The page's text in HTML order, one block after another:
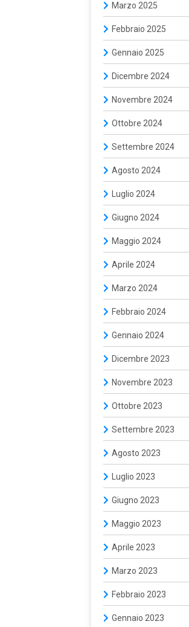
Marzo 2025
Febbraio 2025
Gennaio 2025
Dicembre 2024
Novembre 2024
Ottobre 2024
Settembre 2024
Agosto 2024
Luglio 2024
Giugno 2024
Maggio 2024
Aprile 2024
Marzo 2024
Febbraio 2024
Gennaio 2024
Dicembre 2023
Novembre 2023
Ottobre 2023
Settembre 2023
Agosto 2023
Luglio 2023
Giugno 2023
Maggio 2023
Aprile 2023
Marzo 2023
Febbraio 2023
Gennaio 2023